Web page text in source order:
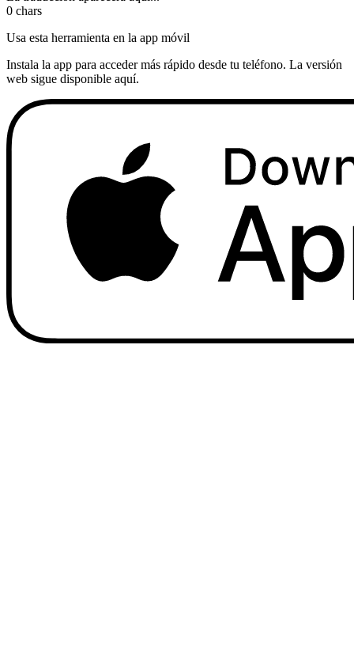
0 chars
Usa esta herramienta en la app móvil
Instala la app para acceder más rápido desde tu teléfono. La versión
web sigue disponible aquí.